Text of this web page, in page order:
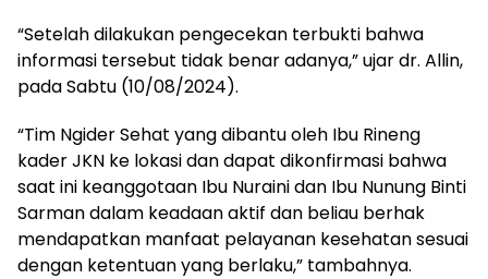
“Setelah dilakukan pengecekan terbukti bahwa
informasi tersebut tidak benar adanya,” ujar dr. Allin,
pada Sabtu (10/08/2024).
“Tim Ngider Sehat yang dibantu oleh Ibu Rineng
kader JKN ke lokasi dan dapat dikonfirmasi bahwa
saat ini keanggotaan Ibu Nuraini dan Ibu Nunung Binti
Sarman dalam keadaan aktif dan beliau berhak
mendapatkan manfaat pelayanan kesehatan sesuai
dengan ketentuan yang berlaku,” tambahnya.